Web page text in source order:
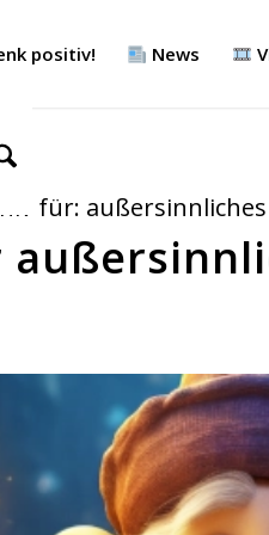
positiv! News
für: außersinnliches